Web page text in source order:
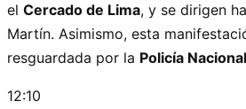
el Cercado de Lima, y se dirigen
Martín. Asimismo, esta
resguardada por la Policía
12:10